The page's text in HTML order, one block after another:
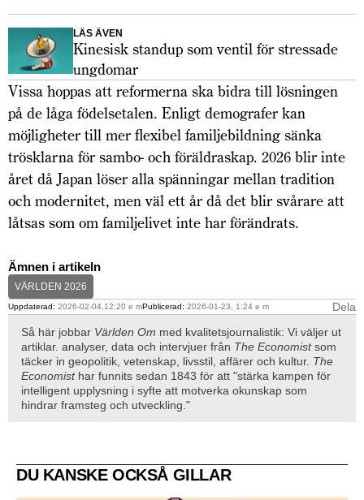
LÄS ÄVEN
Kinesisk standup som ventil för stressade
ungdomar
Vissa hoppas att reformerna ska bidra till lösningen
på de låga födelsetalen. Enligt demografer kan
möjligheter till mer flexibel familjebildning sänka
trösklarna för sambo- och föräldraskap. 2026 blir inte
året då Japan löser alla spänningar mellan tradition
och modernitet, men väl ett år då det blir svårare att
låtsas som om familjelivet inte har förändrats.
Ämnen i artikeln
VÄRLDEN 2026
Uppdaterad: 2026-02-04,12:20 e mPublicerad: 2026-01-23, 1:24 e m
Dela
Så här jobbar Världen Om med kvalitetsjournalistik: Vi väljer ut
artiklar. analyser, data och intervjuer från The Economistsom
täcker in geopolitik, vetenskap, livsstil, affärer och kultur. The
Economisthar funnits sedan 1843 för att "stärka kampen för
intelligent upplysning i syfte att motverka okunskap som
hindrar framsteg och utveckling."
DU KANSKE OCKSÅ GILLAR